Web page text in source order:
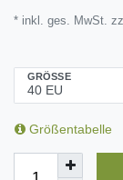
* inkl. ges. MwSt.
GRÖSSE
Größentabelle